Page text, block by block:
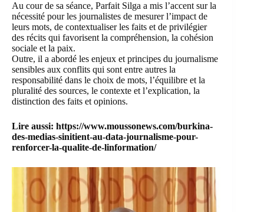
Au cour de sa séance, Parfait Silga a mis l’accent sur la
nécessité pour les journalistes de mesurer l’impact de
leurs mots, de contextualiser les faits et de privilégier
des récits qui favorisent la compréhension, la cohésion
sociale et la paix.
Outre, il a abordé les enjeux et principes du journalisme
sensibles aux conflits qui sont entre autres la
responsabilité dans le choix de mots, l’équilibre et la
pluralité des sources, le contexte et l’explication, la
distinction des faits et opinions.
Lire aussi: https://www.moussonews.com/burkina-
des-medias-sinitient-au-data-journalisme-pour-
renforcer-la-qualite-de-linformation/